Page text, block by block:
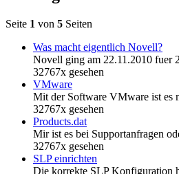
Seite 1 von 5 Seiten
Was macht eigentlich Novell?
Novell ging am 22.11.2010 fuer
32767x gesehen
VMware
Mit der Software VMware ist es
32767x gesehen
Products.dat
Mir ist es bei Supportanfragen
32767x gesehen
SLP einrichten
Die korrekte SLP Konfiguration